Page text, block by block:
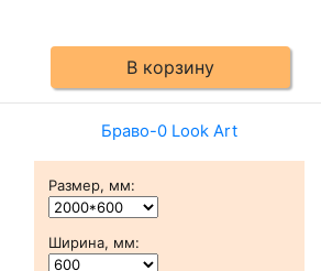
В корзину
Браво-0 Look Art
Размер, мм:
Ширина, мм: